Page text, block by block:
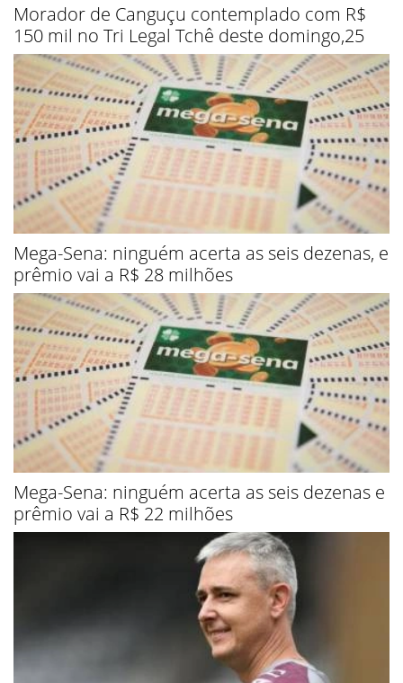
Morador de Canguçu contemplado com R$
150 mil no Tri Legal Tchê deste domingo,25
Mega-Sena: ninguém acerta as seis dezenas, e
prêmio vai a R$ 28 milhões
Mega-Sena: ninguém acerta as seis dezenas e
prêmio vai a R$ 22 milhões